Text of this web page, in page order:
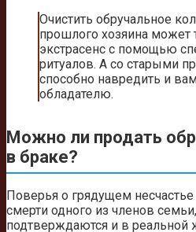
Очистить обручальное
прошлого хозяина
экстрасенс с помощью
ритуалов. А со старыми
способно навредить и
обладателю.
Можно ли продать
в браке?
Поверья о грядущем
смерти одного из членов
подтверждаются и в реальной